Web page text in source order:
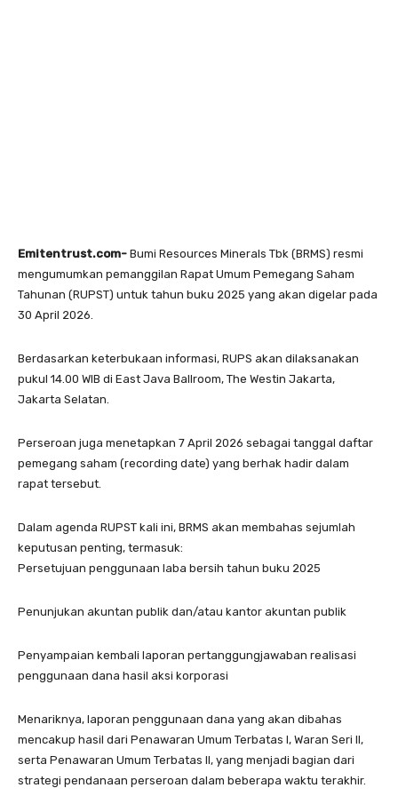
Emitentrust.com- Bumi Resources Minerals Tbk (BRMS) resmi
mengumumkan pemanggilan Rapat Umum Pemegang Saham
Tahunan (RUPST) untuk tahun buku 2025 yang akan digelar pada
30 April 2026.
Berdasarkan keterbukaan informasi, RUPS akan dilaksanakan
pukul 14.00 WIB di East Java Ballroom, The Westin Jakarta,
Jakarta Selatan.
Perseroan juga menetapkan 7 April 2026 sebagai tanggal daftar
pemegang saham (recording date) yang berhak hadir dalam
rapat tersebut.
Dalam agenda RUPST kali ini, BRMS akan membahas sejumlah
keputusan penting, termasuk:
Persetujuan penggunaan laba bersih tahun buku 2025
Penunjukan akuntan publik dan/atau kantor akuntan publik
Penyampaian kembali laporan pertanggungjawaban realisasi
penggunaan dana hasil aksi korporasi
Menariknya, laporan penggunaan dana yang akan dibahas
mencakup hasil dari Penawaran Umum Terbatas I, Waran Seri II,
serta Penawaran Umum Terbatas II, yang menjadi bagian dari
strategi pendanaan perseroan dalam beberapa waktu terakhir.